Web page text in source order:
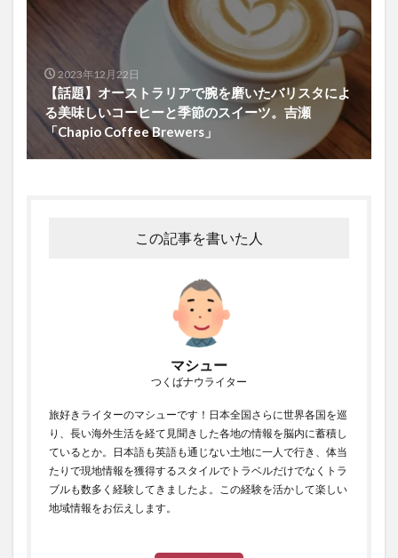
2023年12月22日
【話題】オーストラリアで腕を磨いたバリスタによ
る美味しいコーヒーと季節のスイーツ。吉瀬
「Chapio Coffee Brewers」
この記事を書いた人
マシュー
つくばナウライター
旅好きライターのマシューです！日本全国さらに世界各国を巡
り、長い海外生活を経て見聞きした各地の情報を脳内に蓄積し
ているとか。日本語も英語も通じない土地に一人で行き、体当
たりで現地情報を獲得するスタイルでトラベルだけでなくトラ
ブルも数多く経験してきましたよ。この経験を活かして楽しい
地域情報をお伝えします。